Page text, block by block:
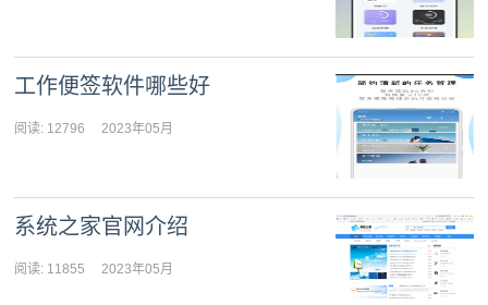
工作便签软件哪些好
阅读: 12796
2023年05月
系统之家官网介绍
阅读: 11855
2023年05月